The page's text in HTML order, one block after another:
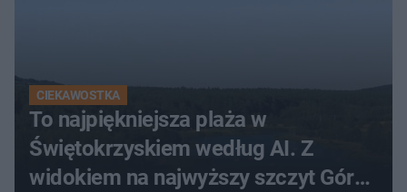
CIEKAWOSTKA
To najpiękniejsza plaża w
Świętokrzyskiem według AI. Z
widokiem na najwyższy szczyt Gór